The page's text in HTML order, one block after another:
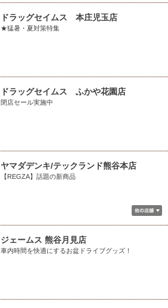
ドラッグセイムス 本庄児玉店
★猛暑・夏対策特集
ドラッグセイムス ふかや花園店
閉店セール実施中
ヤマダデンキ/テックランド熊谷本店
【REGZA】話題の新商品
ジェームス 熊谷月見店
車内時間を快適にするお盆ドライブグッズ！